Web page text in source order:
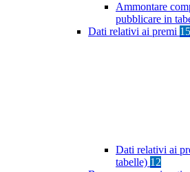
Ammontare
pubblicare in
Dati relativi ai premi 15
Dati relativi ai
tabelle) 12